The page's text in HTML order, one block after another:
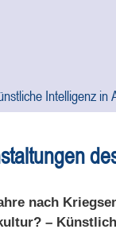
Intelligenz in
nach
–